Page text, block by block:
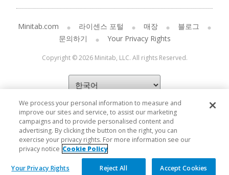
Minitab.com 라이센스 포털 매장
블로그
문의하기
Your Privacy Rights
Copyright © 2026 Minitab, LLC. All rights Reserved.
We process your personal information to measure and
improve our sites and service, to assist our marketing
campaigns and to provide personalised content and
advertising. By clicking the button on the right, you can
exercise your privacy rights. For more information see our
privacy notice Cookie Policy
Your Privacy Rights Reject All Accept Cookies